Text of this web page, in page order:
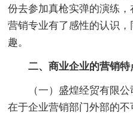
份去参加真枪实弹的演练
营销专业有了感性的认识
趣。
二、商业企业的营销特
（一）盛煌经贸有限
在于企业营销部门外部的